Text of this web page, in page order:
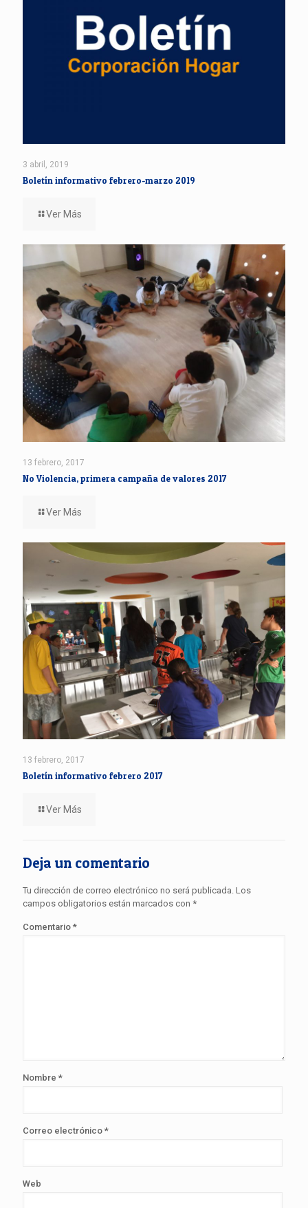
3 abril, 2019
Boletín informativo febrero-marzo 2019
Ver Más
13 febrero, 2017
No Violencia, primera campaña de valores 2017
Ver Más
13 febrero, 2017
Boletín informativo febrero 2017
Ver Más
Deja un comentario
Tu dirección de correo electrónico no será publicada. Los
campos obligatorios están marcados con *
Comentario *
Nombre *
Correo electrónico *
Web